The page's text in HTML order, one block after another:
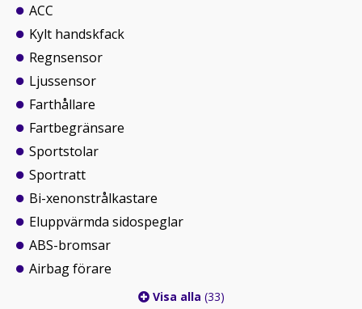
ACC
Kylt handskfack
Regnsensor
Ljussensor
Farthållare
Fartbegränsare
Sportstolar
Sportratt
Bi-xenonstrålkastare
Eluppvärmda sidospeglar
ABS-bromsar
Airbag förare
Visa alla (33)